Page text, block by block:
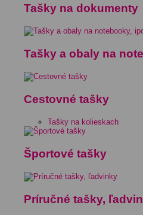
Tašky na dokumenty
Tašky a obaly na
Cestovné tašky
Tašky na kolieskach
Športové tašky
Príručné tašky,